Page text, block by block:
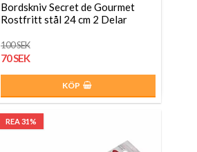
Bordskniv Secret de Gourmet
Rostfritt stål 24 cm 2 Delar
100 SEK
70 SEK
KÖP
REA 31%